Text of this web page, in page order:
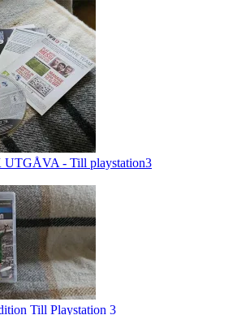
- Till playstation3
Till Playstation 3